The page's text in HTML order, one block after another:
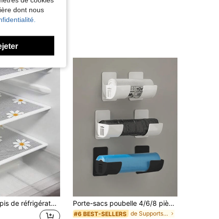
4/8 pièces Tapis de réfrigérateur à motif de marguerite imprimé - Petite taille (30cm*45cm/11,81in*17,72in) Lavable, imperméable, résistant à l'huile, convient pour les étagères de réfrigérateur, les étagères en verre du congélateur, les tiroirs de placard, etc.
Porte-sacs poubelle 4/6/8 pièces, étagère de rangement murale pour la cuisine, support de sacs poubelle, un indispensable pour les amateurs d'organisation et de rangement de la maison, étagère de rangement de cuisine, porte-sacs poubelle, étagère de rangement de placard, gain de place
#6 BEST-SELLERS de Supports et supports
dont nous